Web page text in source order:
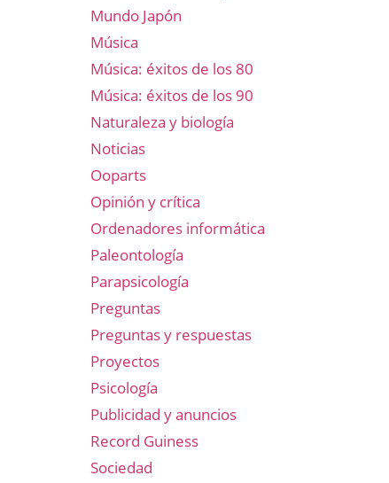
Mundo Japón
Música
Música: éxitos de los 80
Música: éxitos de los 90
Naturaleza y biología
Noticias
Ooparts
Opinión y crítica
Ordenadores informática
Paleontología
Parapsicología
Preguntas
Preguntas y respuestas
Proyectos
Psicología
Publicidad y anuncios
Record Guiness
Sociedad